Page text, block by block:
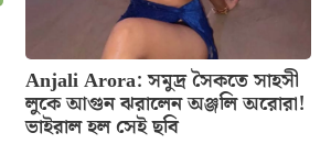
Anjali Arora: সমুদ্র সৈকতে সাহসী
লুকে আগুন ঝরালেন অঞ্জলি অরোরা!
ভাইরাল হল সেই ছবি